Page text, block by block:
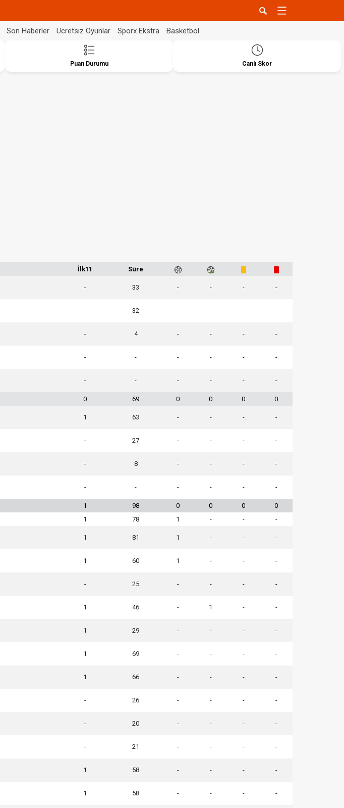
Son Haberler Ücretsiz Oyunlar Sporx Ekstra Basketbol
Puan Durumu Canlı Skor
İlk11 Süre
- 33 - - - -
- 32 - - - -
- 4 - - - -
- - - - - -
- - - - - -
0 69 0 0 0 0
1 63 - - - -
- 27 - - - -
- 8 - - - -
- - - - - -
1 98 0 0 0
0
1 78 1 - - -
1 81 1 - - -
1 60 1 - - -
- 25 - - - -
1 46 - 1 - -
1 29 - - - -
1 69 - - - -
1 66 - - - -
- 26 - - - -
- 20 - - - -
- 21 - - - -
1 58 - - - -
1 58 - - - -